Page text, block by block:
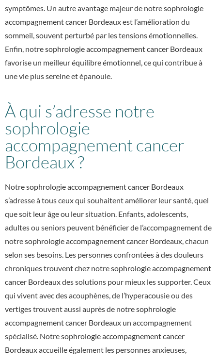
symptômes. Un autre avantage majeur de notresophrologie
accompagnement cancer Bordeauxest l’amélioration du
sommeil, souvent perturbé par les tensions émotionnelles.
Enfin, notresophrologie accompagnement cancer Bordeaux
favorise un meilleur équilibre émotionnel, ce qui contribue à
une vie plus sereine et épanouie.
À qui s’adresse notre
sophrologie
accompagnement cancer
Bordeaux ?
Notresophrologie accompagnement cancer Bordeaux
s’adresse à tous ceux qui souhaitent améliorer leur santé, quel
que soit leur âge ou leur situation. Enfants, adolescents,
adultes ou seniors peuvent bénéficier de l’accompagnement de
notresophrologie accompagnement cancer Bordeaux, chacun
selon ses besoins. Les personnes confrontées à des douleurs
chroniques trouvent chez notresophrologie accompagnement
cancer Bordeauxdes solutions pour mieux les supporter. Ceux
qui vivent avec des acouphènes, de l’hyperacousie ou des
vertiges trouvent aussi auprès de notresophrologie
accompagnement cancer Bordeaux un accompagnement
spécialisé. Notresophrologie accompagnement cancer
Bordeauxaccueille également les personnes anxieuses,